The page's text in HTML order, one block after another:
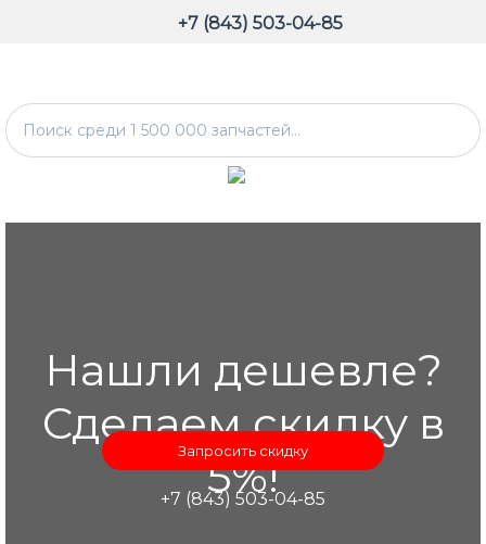
+7 (843) 503-04-85
Нашли дешевле?
Сделаем скидку в
5%!
Запросить скидку
+7 (843) 503-04-85